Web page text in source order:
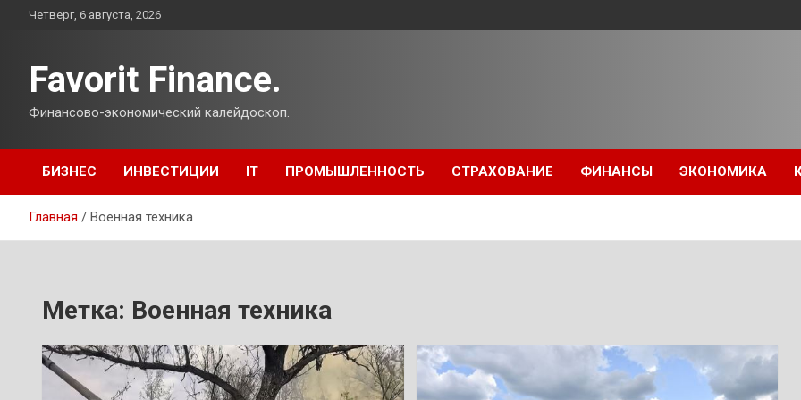
ПерейтиЧетверг, 6 августа, 2026
Favorit Finance.
Финансово-экономический калейдоскоп.
БИЗНЕС ИНВЕСТИЦИИ IT ПРОМЫШЛЕННОСТЬ СТРАХОВАНИЕ ФИНАНСЫ ЭКОНОМИКА
Главная Военная техника
Метка: Военная техника